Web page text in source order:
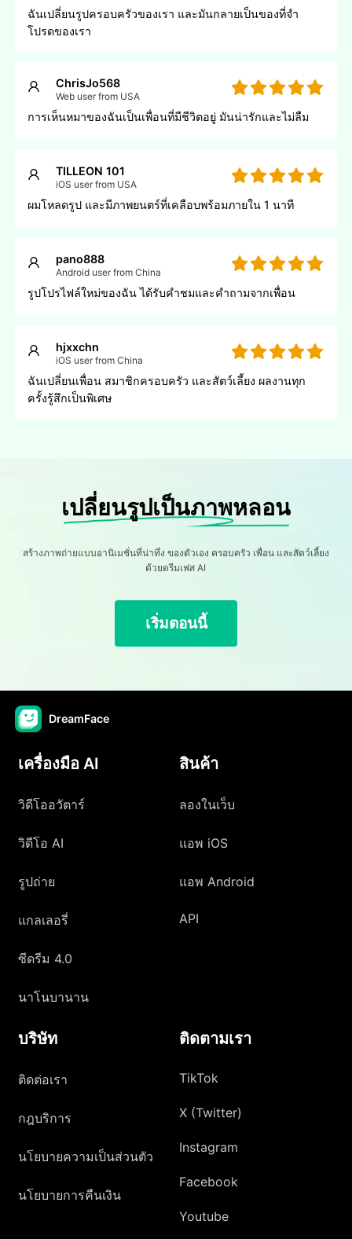
ฉันเปลี่ยนรูปครอบครัวของเรา และมันกลายเป็นของที่จํา
โปรดของเรา
ChrisJo568
Web user from USA
การเห็นหมาของฉันเป็นเพื่อนที่มีชีวิตอยู่ มันน่ารักและไม่ลืม
TILLEON 101
iOS user from USA
ผมโหลดรูป และมีภาพยนตร์ที่เคลือบพร้อมภายใน 1 นาที
pano888
Android user from China
รูปโปรไฟล์ใหม่ของฉัน ได้รับคําชมและคําถามจากเพื่อน
hjxxchn
iOS user from China
ฉันเปลี่ยนเพื่อน สมาชิกครอบครัว และสัตว์เลี้ยง ผลงานทุก
ครั้งรู้สึกเป็นพิเศษ
เปลี่ยนรูปเป็นภาพหลอน
สร้างภาพถ่ายแบบอานิเมชั่นที่น่าทึ่ง ของตัวเอง ครอบครัว เพื่อน และสัตว์เลี้ยง
ด้วยดรีมเฟส AI
เริ่มตอนนี้
DreamFace
เครื่องมือ AI
วิดีโออวัตาร์
วิดีโอ AI
รูปถ่าย
แกลเลอรี่
ซีดรีม 4.0
นาโนบานาน
สินค้า
ลองในเว็บ
แอพ iOS
แอพ Android
API
บริษัท
ติดต่อเรา
กฎบริการ
นโยบายความเป็นส่วนตัว
นโยบายการคืนเงิน
ติดตามเรา
TikTok
X (Twitter)
Instagram
Facebook
Youtube